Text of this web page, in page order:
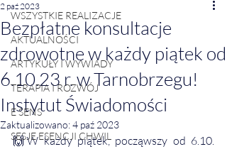
WSZYSTKIE REALIZACJE
AKTUALNOŚCI
ARTYKUŁY I WYWIADY
TERAPIA I ROZWÓJ
E SENS
SESJE ESENCJI CHWIL
Bezpłatne konsultacje
zdrowotne w każdy piątek od
6.10.23 r. w Tarnobrzegu!
Instytut Świadomości
2 paź 2023
Zaktualizowano:4 paź 2023
🙌W każdy piątek, począwszy od 6.10.